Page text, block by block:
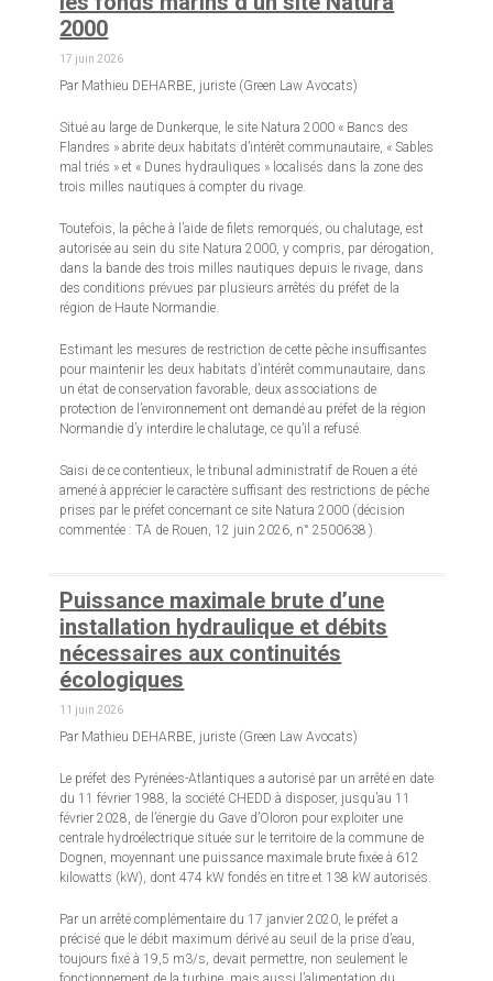
2000
17 juin 2026
Par Mathieu DEHARBE, juriste (Green Law Avocats)
Situé au large de Dunkerque, le site Natura 2000 « Bancs des
Flandres » abrite deux habitats d’intérêt communautaire, « Sables
mal triés » et « Dunes hydrauliques » localisés dans la zone des
trois milles nautiques à compter du rivage.
Toutefois, la pêche à l’aide de filets remorqués, ou chalutage, est
autorisée au sein du site Natura 2000, y compris, par dérogation,
dans la bande des trois milles nautiques depuis le rivage, dans
des conditions prévues par plusieurs arrêtés du préfet de la
région de Haute Normandie.
Estimant les mesures de restriction de cette pêche insuffisantes
pour maintenir les deux habitats d’intérêt communautaire, dans
un état de conservation favorable, deux associations de
protection de l’environnement ont demandé au préfet de la région
Normandie d’y interdire le chalutage, ce qu’il a refusé.
Saisi de ce contentieux, le tribunal administratif de Rouen a été
amené à apprécier le caractère suffisant des restrictions de pêche
prises par le préfet concernant ce site Natura 2000 (décision
commentée : TA de Rouen, 12 juin 2026, n° 2500638 ).
Puissance maximale brute d’une
installation hydraulique et débits
nécessaires aux continuités
écologiques
11 juin 2026
Par Mathieu DEHARBE, juriste (Green Law Avocats)
Le préfet des Pyrénées-Atlantiques a autorisé par un arrêté en date
du 11 février 1988, la société CHEDD à disposer, jusqu’au 11
février 2028, de l’énergie du Gave d’Oloron pour exploiter une
centrale hydroélectrique située sur le territoire de la commune de
Dognen, moyennant une puissance maximale brute fixée à 612
kilowatts (kW), dont 474 kW fondés en titre et 138 kW autorisés.
Par un arrêté complémentaire du 17 janvier 2020, le préfet a
précisé que le débit maximum dérivé au seuil de la prise d’eau,
toujours fixé à 19,5 m3/s, devait permettre, non seulement le